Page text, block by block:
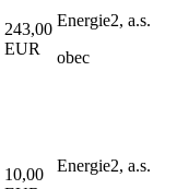
243,00
EUR
Energie2, a.s.
obec
10,00
Energie2, a.s.